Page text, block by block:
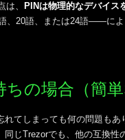
、 PINは物理的なデバイス
20語、または24語――に
の場合（簡単
てしまっても何の問題もあ
じTrezorでも、他の互換